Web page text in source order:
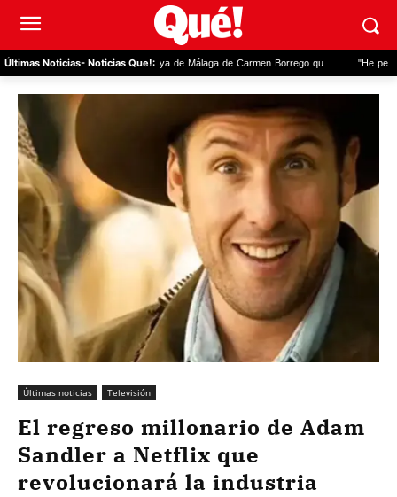
Últimas Noticias- Noticias Que!:
La foto en la playa de Málaga de Carmen Borrego qu... "He pensado en
Últimas noticias Televisión
El regreso millonario de Adam
Sandler a Netflix que
revolucionará la industria